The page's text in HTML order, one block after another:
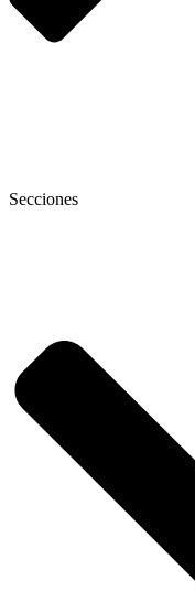
Secciones